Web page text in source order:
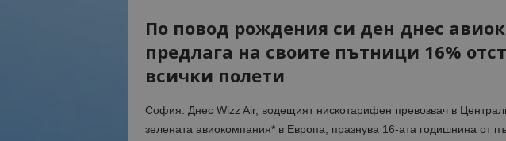
По повод рождения си ден днес
предлага на своите пътници 16%
всички полети
София. Днес Wizz Air, водещият нискотарифен превозвач в
зелената авиокомпания* в Европа, празнува 16-ата годишнина от